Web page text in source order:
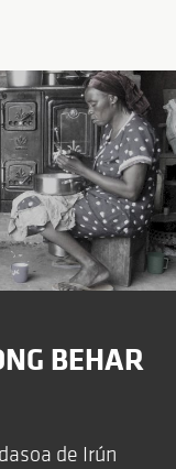
BEHAR
de Irún